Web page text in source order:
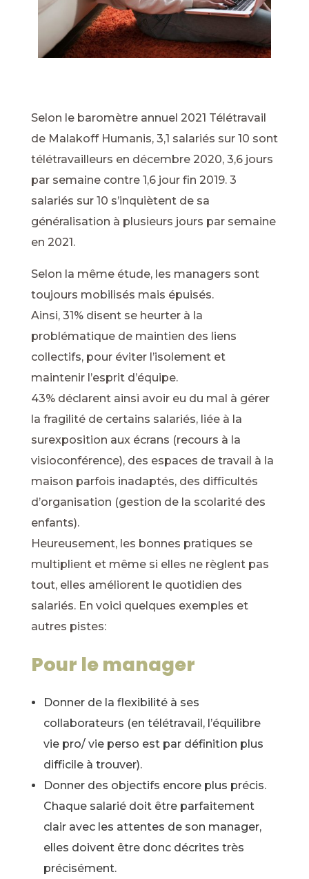
Selon le baromètre annuel 2021 Télétravail
de Malakoff Humanis, 3,1 salariés sur 10 sont
télétravailleurs en décembre 2020, 3,6 jours
par semaine contre 1,6 jour fin 2019. 3
salariés sur 10 s’inquiètent de sa
généralisation à plusieurs jours par semaine
en 2021.
Selon la même étude, les managers sont
toujours mobilisés mais épuisés.
Ainsi, 31% disent se heurter à la
problématique de maintien des liens
collectifs, pour éviter l’isolement et
maintenir l’esprit d’équipe.
43% déclarent ainsi avoir eu du mal à gérer
la fragilité de certains salariés, liée à la
surexposition aux écrans (recours à la
visioconférence), des espaces de travail à la
maison parfois inadaptés, des difficultés
d’organisation (gestion de la scolarité des
enfants).
Heureusement, les bonnes pratiques se
multiplient et même si elles ne règlent pas
tout, elles améliorent le quotidien des
salariés. En voici quelques exemples et
autres pistes:
Pour le manager
Donner de la flexibilité à ses
collaborateurs (en télétravail, l’équilibre
vie pro/ vie perso est par définition plus
difficile à trouver).
Donner des objectifs encore plus précis.
Chaque salarié doit être parfaitement
clair avec les attentes de son manager,
elles doivent être donc décrites très
précisément.